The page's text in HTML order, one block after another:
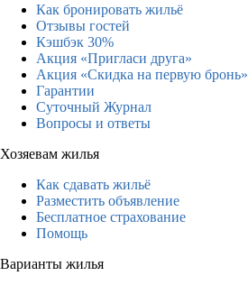
Как бронировать жильё
Отзывы гостей
Кэшбэк 30%
Акция «Пригласи друга»
Акция «Скидка на первую бронь»
Гарантии
Суточный Журнал
Вопросы и ответы
Хозяевам жилья
Как сдавать жильё
Разместить объявление
Бесплатное страхование
Помощь
Варианты жилья